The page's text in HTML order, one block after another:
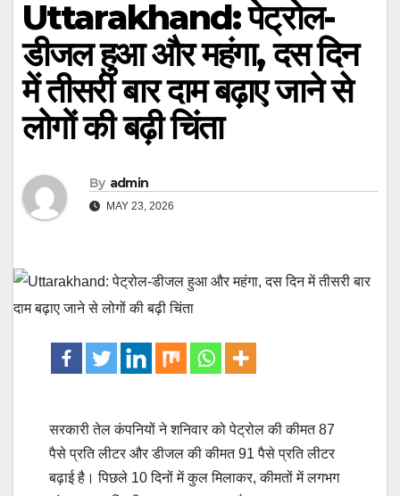
Uttarakhand: पेट्रोल-
डीजल हुआ और महंगा, दस दिन
में तीसरी बार दाम बढ़ाए जाने से
लोगों की बढ़ी चिंता
By admin
MAY 23, 2026
सरकारी तेल कंपनियों ने शनिवार को पेट्रोल की कीमत 87
पैसे प्रति लीटर और डीजल की कीमत 91 पैसे प्रति लीटर
बढ़ाई है। पिछले 10 दिनों में कुल मिलाकर, कीमतों में लगभग